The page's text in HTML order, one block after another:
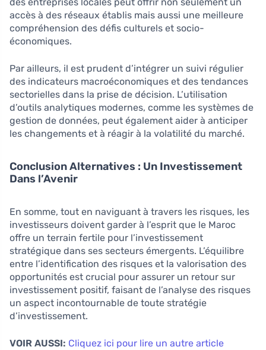
des entreprises locales peut offrir non seulement un
accès à des réseaux établis mais aussi une meilleure
compréhension des défis culturels et socio-
économiques.
Par ailleurs, il est prudent d’intégrer un suivi régulier
des indicateurs macroéconomiques et des tendances
sectorielles dans la prise de décision. L’utilisation
d’outils analytiques modernes, comme les systèmes de
gestion de données, peut également aider à anticiper
les changements et à réagir à la volatilité du marché.
Conclusion Alternatives : Un Investissement
Dans l’Avenir
En somme, tout en naviguant à travers les risques, les
investisseurs doivent garder à l’esprit que le Maroc
offre un terrain fertile pour l’investissement
stratégique dans ses secteurs émergents. L’équilibre
entre l’identification des risques et la valorisation des
opportunités est crucial pour assurer un retour sur
investissement positif, faisant de l’analyse des risques
un aspect incontournable de toute stratégie
d’investissement.
VOIR AUSSI: Cliquez ici pour lire un autre article